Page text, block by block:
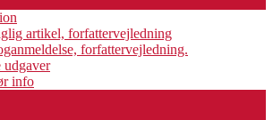
artikel, forfattervejledning
forfattervejledning.
udgaver
info